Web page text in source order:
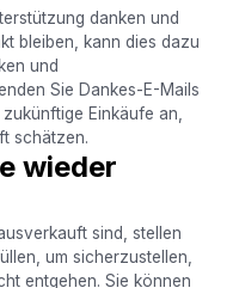
danken und
bleiben, kann dies dazu
und
Sie Dankes-E-Mails
Einkäufe an,
schätzen.
wieder
sind, stellen
um sicherzustellen,
entgehen. Sie können